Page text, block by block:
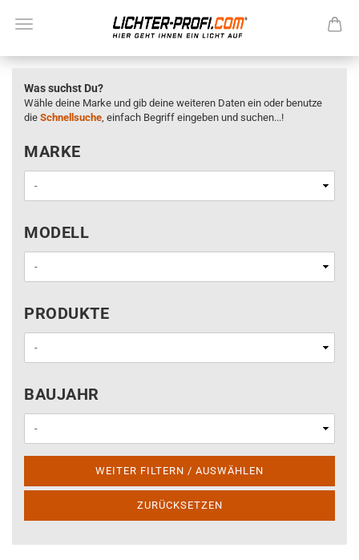
Was suchst Du?
Wähle deine Marke und gib deine weiteren Daten ein oder benutze
die Schnellsuche, einfach Begriff eingeben und suchen...!
MARKE
MARKE
MODELL
MODELL
PRODUKTE
PRODUKTE
BAUJAHR
BAUJAHR
WEITER FILTERN / AUSWÄHLEN
ZURÜCKSETZEN